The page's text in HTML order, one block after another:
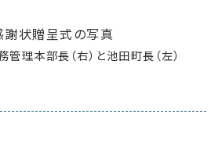
理本部長（右）と池田町長（左）